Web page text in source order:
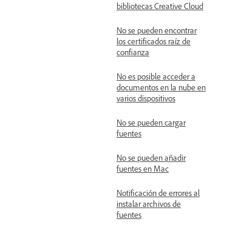
bibliotecas Creative Cloud
No se pueden encontrar
los certificados raíz de
confianza
No es posible acceder a
documentos en la nube en
varios dispositivos
No se pueden cargar
fuentes
No se pueden añadir
fuentes en Mac
Notificación de errores al
instalar archivos de
fuentes